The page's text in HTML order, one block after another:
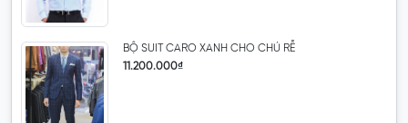
BỘ SUIT CARO XANH CHO CHÚ RỄ
11.200.000₫